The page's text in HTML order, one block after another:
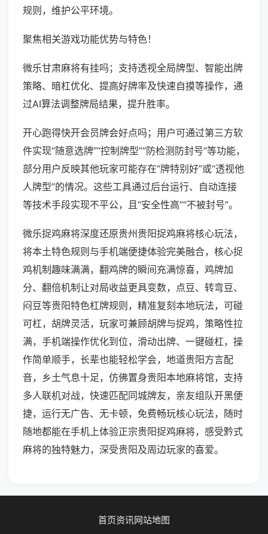
规则，维护公平环境。
聚焦相关游戏功能优势与特色！
微乐甘肃麻将有挂吗；支持透视全局牌型、智能出牌
策略、暗杠优化、提高好牌率及快速自摸等操作，通
过AI算法调整牌局结果，提升胜率。
开心跑得快开会员牌会好点吗；用户可通过第三方软
件实现“随意选牌”“控制牌型”“防检测防封号”等功能，
部分用户反映其他玩家可能存在“牌特别好”或“透视他
人牌型”的情况。这些工具通过后台运行、自动连接
等技术手段实现不平公，且“安全性高”“不被封号”。
微乐捉鸡麻将深度还原贵州贵阳捉鸡麻将核心玩法，
将本土特色规则与手机端便捷体验完美融合，核心捉
鸡机制趣味满满，翻鸡牌的瞬间充满惊喜，鸡牌加
分、翻倍机制让对局收益更具变数，点豆、转弯豆、
闷豆等贵阳特色杠牌规则，精准复刻本地玩法，可碰
可杠，胡牌灵活，玩家可兼顾胡牌与捉鸡，策略性拉
满，手机端操作优化到位，滑动出牌、一键碰杠，操
作简单顺手，长辈也能轻松学会，地道贵阳方言配
音，乡土气息十足，仿佛置身贵阳本地麻将馆，支持
多人联机对战，快速匹配同城牌友，亲友组队开黑便
捷，运行无广告、无卡顿，免费畅玩核心玩法，随时
随地都能在手机上体验正宗贵阳捉鸡麻将，感受黔式
麻将的独特魅力，深受贵阳及周边玩家的喜爱。
首页资讯网站地图